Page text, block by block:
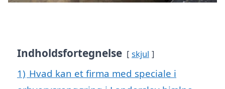
Indholdsfortegnelse skjul
1) Hvad kan et firma med speciale i